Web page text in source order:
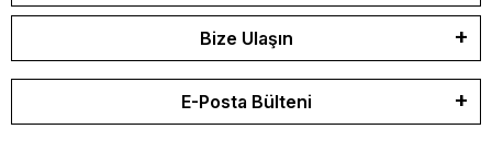
Bize Ulaşın
E-Posta Bülteni